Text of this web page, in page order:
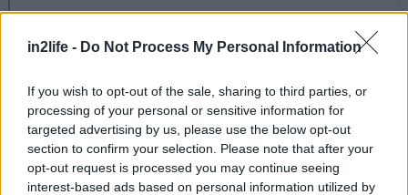
in2life - Do Not Process My Personal Information
If you wish to opt-out of the sale, sharing to third parties, or
processing of your personal or sensitive information for
targeted advertising by us, please use the below opt-out
section to confirm your selection. Please note that after your
opt-out request is processed you may continue seeing
interest-based ads based on personal information utilized by
Λεωνίδας
Μετράει τα χρόνια του σε δεκαετίες, από το 1969
που πρωτοάνοιξε, απλώνει τα τραπεζάκια του μια
ανάσα από το κύμα, και μας σερβίρει σταθερά από